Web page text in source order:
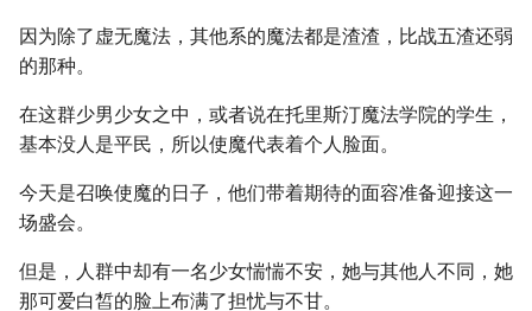
因为除了虚无魔法，其他系的魔法都是渣渣，比战五渣还弱
的那种。
在这群少男少女之中，或者说在托里斯汀魔法学院的学生，
基本没人是平民，所以使魔代表着个人脸面。
今天是召唤使魔的日子，他们带着期待的面容准备迎接这一
场盛会。
但是，人群中却有一名少女惴惴不安，她与其他人不同，她
那可爱白皙的脸上布满了担忧与不甘。